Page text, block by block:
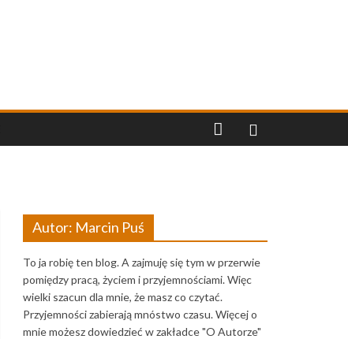
Autor: Marcin Puś
To ja robię ten blog. A zajmuję się tym w przerwie
pomiędzy pracą, życiem i przyjemnościami. Więc
wielki szacun dla mnie, że masz co czytać.
Przyjemności zabierają mnóstwo czasu. Więcej o
mnie możesz dowiedzieć w zakładce "O Autorze"